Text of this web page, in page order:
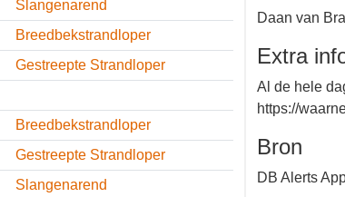
Slangenarend
Breedbekstrandloper
Gestreepte Strandloper
Breedbekstrandloper
Gestreepte Strandloper
Slangenarend
Gehoord
Extra
Al de hele
Bron